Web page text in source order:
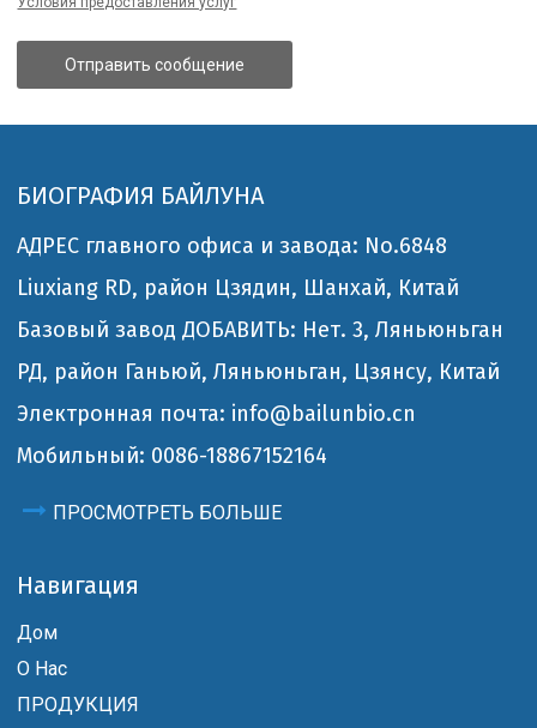
Отправить сообщение
БИОГРАФИЯ БАЙЛУНА
АДРЕС главного офиса и завода: No.6848
Liuxiang RD, район Цзядин, Шанхай, Китай
Базовый завод ДОБАВИТЬ: Нет. 3, Ляньюньган
РД, район Ганьюй, Ляньюньган, Цзянсу, Китай
Электронная почта: info@bailunbio.cn
Мобильный: 0086-18867152164
ПРОСМОТРЕТЬ БОЛЬШЕ
Навигация
Дом
О Нас
ПРОДУКЦИЯ